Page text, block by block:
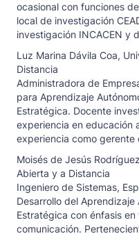
ocasional con funciones
local de investigación
investigación INCACEN y
Luz Marina Dávila Coa,
Distancia
Administradora de
para Aprendizaje
Estratégica. Docente
experiencia en educación
experiencia como gerente
Moisés de Jesús
Abierta y a Distancia
Ingeniero de Sistemas,
Desarrollo del
Estratégica con énfasis
comunicación.